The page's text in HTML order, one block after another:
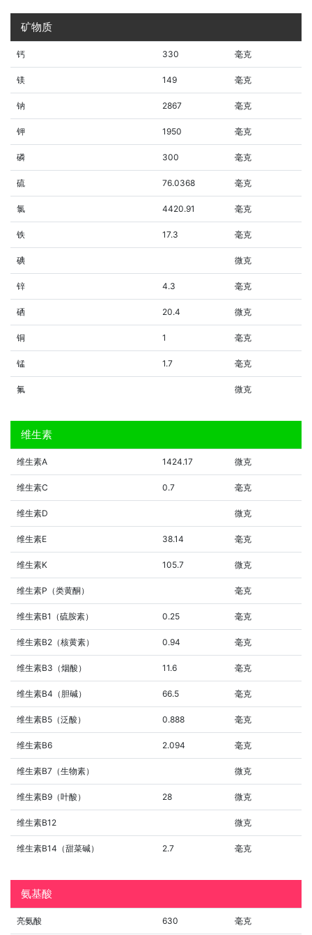
矿物质
钙 330 毫克
镁 149 毫克
钠 2867 毫克
钾 1950 毫克
磷 300 毫克
硫 76.0368 毫克
氯 4420.91 毫克
铁 17.3 毫克
碘 微克
锌 4.3 毫克
硒 20.4 微克
铜 1 毫克
锰 1.7 毫克
氟 微克
维生素
维生素A 1424.17 微克
维生素C 0.7 毫克
维生素D 微克
维生素E 38.14 毫克
维生素K 105.7 微克
维生素P（类黄酮） 毫克
维生素B1（硫胺素） 0.25 毫克
维生素B2（核黄素） 0.94 毫克
维生素B3（烟酸） 11.6 毫克
维生素B4（胆碱） 66.5 毫克
维生素B5（泛酸） 0.888 毫克
维生素B6 2.094 毫克
维生素B7（生物素） 微克
维生素B9（叶酸） 28 微克
维生素B12 微克
维生素B14（甜菜碱） 2.7 毫克
氨基酸
亮氨酸 630 毫克